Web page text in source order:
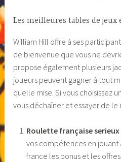
Les meilleures tables de jeux
William Hill offre à ses
de bienvenue que vous ne
propose également plusieurs
joueurs peuvent gagner à tout
quelle mise. Si vous choisissez
vous déchaîner et essayer de le
Roulette française serieux
vos compétences en
france les bonus et les